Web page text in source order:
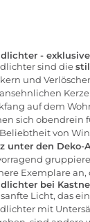
-
sind die
und
auf dem
sich obendrein
von
unter den Deko-
Exemplare an,
bei
sanfte Licht, das
mit